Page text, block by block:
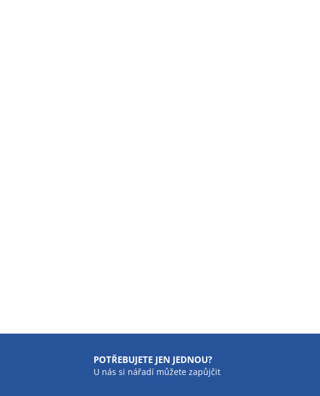
POTŘEBUJETE JEN JEDNOU?
U nás si nářadí můžete zapůjčit